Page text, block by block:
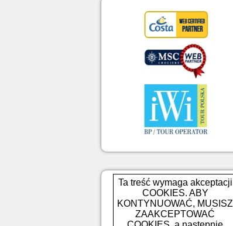
Ta treść wymaga akceptacji
COOKIES. ABY
KONTYNUOWAĆ, MUSISZ
ZAAKCEPTOWAĆ